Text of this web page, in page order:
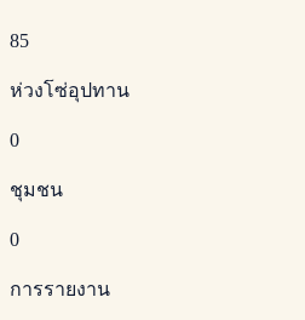
85
ห่วงโซ่อุปทาน
0
ชุมชน
0
การรายงาน